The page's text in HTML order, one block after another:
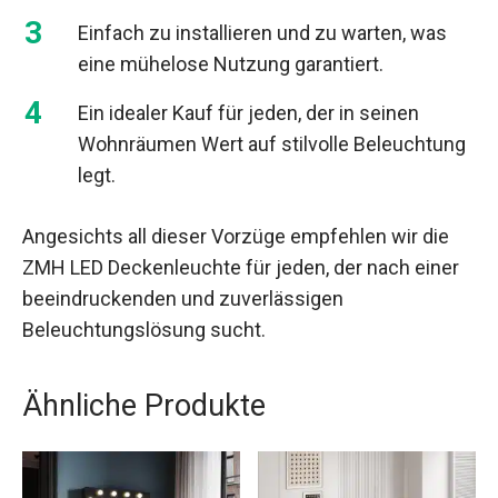
Einfach zu installieren und zu warten, was
eine mühelose Nutzung garantiert.
Ein idealer Kauf für jeden, der in seinen
Wohnräumen Wert auf stilvolle Beleuchtung
legt.
Angesichts all dieser Vorzüge empfehlen wir die
ZMH LED Deckenleuchte für jeden, der nach einer
beeindruckenden und zuverlässigen
Beleuchtungslösung sucht.
Ähnliche Produkte